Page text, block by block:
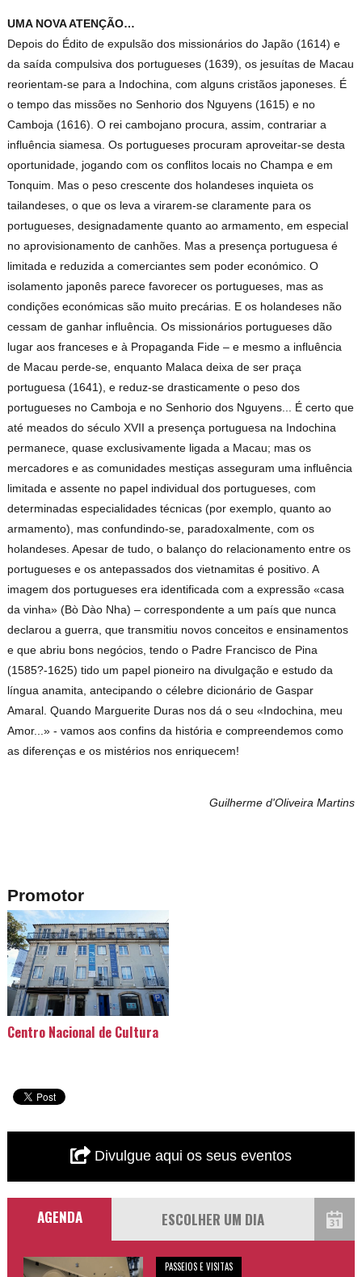
UMA NOVA ATENÇÃO…
Depois do Édito de expulsão dos missionários do Japão (1614) e
da saída compulsiva dos portugueses (1639), os jesuítas de Macau
reorientam-se para a Indochina, com alguns cristãos japoneses. É
o tempo das missões no Senhorio dos Nguyens (1615) e no
Camboja (1616). O rei cambojano procura, assim, contrariar a
influência siamesa. Os portugueses procuram aproveitar-se desta
oportunidade, jogando com os conflitos locais no Champa e em
Tonquim. Mas o peso crescente dos holandeses inquieta os
tailandeses, o que os leva a virarem-se claramente para os
portugueses, designadamente quanto ao armamento, em especial
no aprovisionamento de canhões. Mas a presença portuguesa é
limitada e reduzida a comerciantes sem poder económico. O
isolamento japonês parece favorecer os portugueses, mas as
condições económicas são muito precárias. E os holandeses não
cessam de ganhar influência. Os missionários portugueses dão
lugar aos franceses e à Propaganda Fide – e mesmo a influência
de Macau perde-se, enquanto Malaca deixa de ser praça
portuguesa (1641), e reduz-se drasticamente o peso dos
portugueses no Camboja e no Senhorio dos Nguyens... É certo que
até meados do século XVII a presença portuguesa na Indochina
permanece, quase exclusivamente ligada a Macau; mas os
mercadores e as comunidades mestiças asseguram uma influência
limitada e assente no papel individual dos portugueses, com
determinadas especialidades técnicas (por exemplo, quanto ao
armamento), mas confundindo-se, paradoxalmente, com os
holandeses. Apesar de tudo, o balanço do relacionamento entre os
portugueses e os antepassados dos vietnamitas é positivo. A
imagem dos portugueses era identificada com a expressão «casa
da vinha» (Bò Dào Nha) – correspondente a um país que nunca
declarou a guerra, que transmitiu novos conceitos e ensinamentos
e que abriu bons negócios, tendo o Padre Francisco de Pina
(1585?-1625) tido um papel pioneiro na divulgação e estudo da
língua anamita, antecipando o célebre dicionário de Gaspar
Amaral. Quando Marguerite Duras nos dá o seu «Indochina, meu
Amor...» - vamos aos confins da história e compreendemos como
as diferenças e os mistérios nos enriquecem!
Guilherme d'Oliveira Martins
Promotor
Centro Nacional de Cultura
Divulgue aqui os seus eventos
AGENDA
PASSEIOS E VISITAS